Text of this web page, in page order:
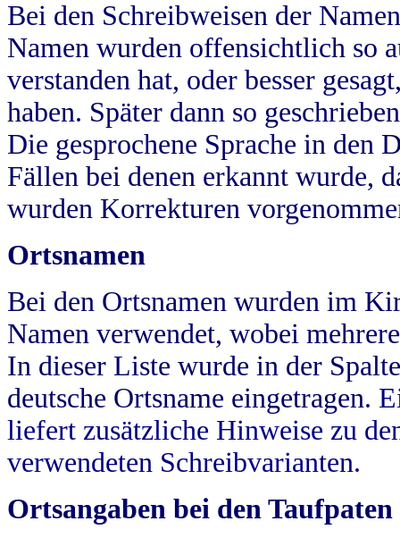
Bei den Schreibweisen der
Namen wurden offensichtlich so
verstanden hat, oder besser
haben. Später dann so
Die gesprochene Sprache in
Fällen bei denen erkannt wurde,
wurden Korrekturen
Ortsnamen
Bei den Ortsnamen wurden im
Namen verwendet, wobei
In dieser Liste wurde in der
deutsche Ortsname eingetragen.
liefert zusätzliche Hinweise zu
verwendeten Schreibvarianten.
Ortsangaben bei den Taufpaten